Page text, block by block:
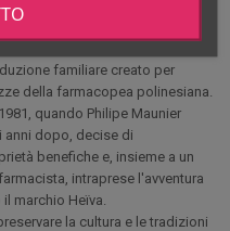
i benefici per la pelle.
familiare creato per
della farmacopea polinesiana.
quando Philipe Maunier
anni dopo, decise di
benefiche e, insieme a un
intraprese l'avventura
marchio Heïva.
la cultura e le tradizioni